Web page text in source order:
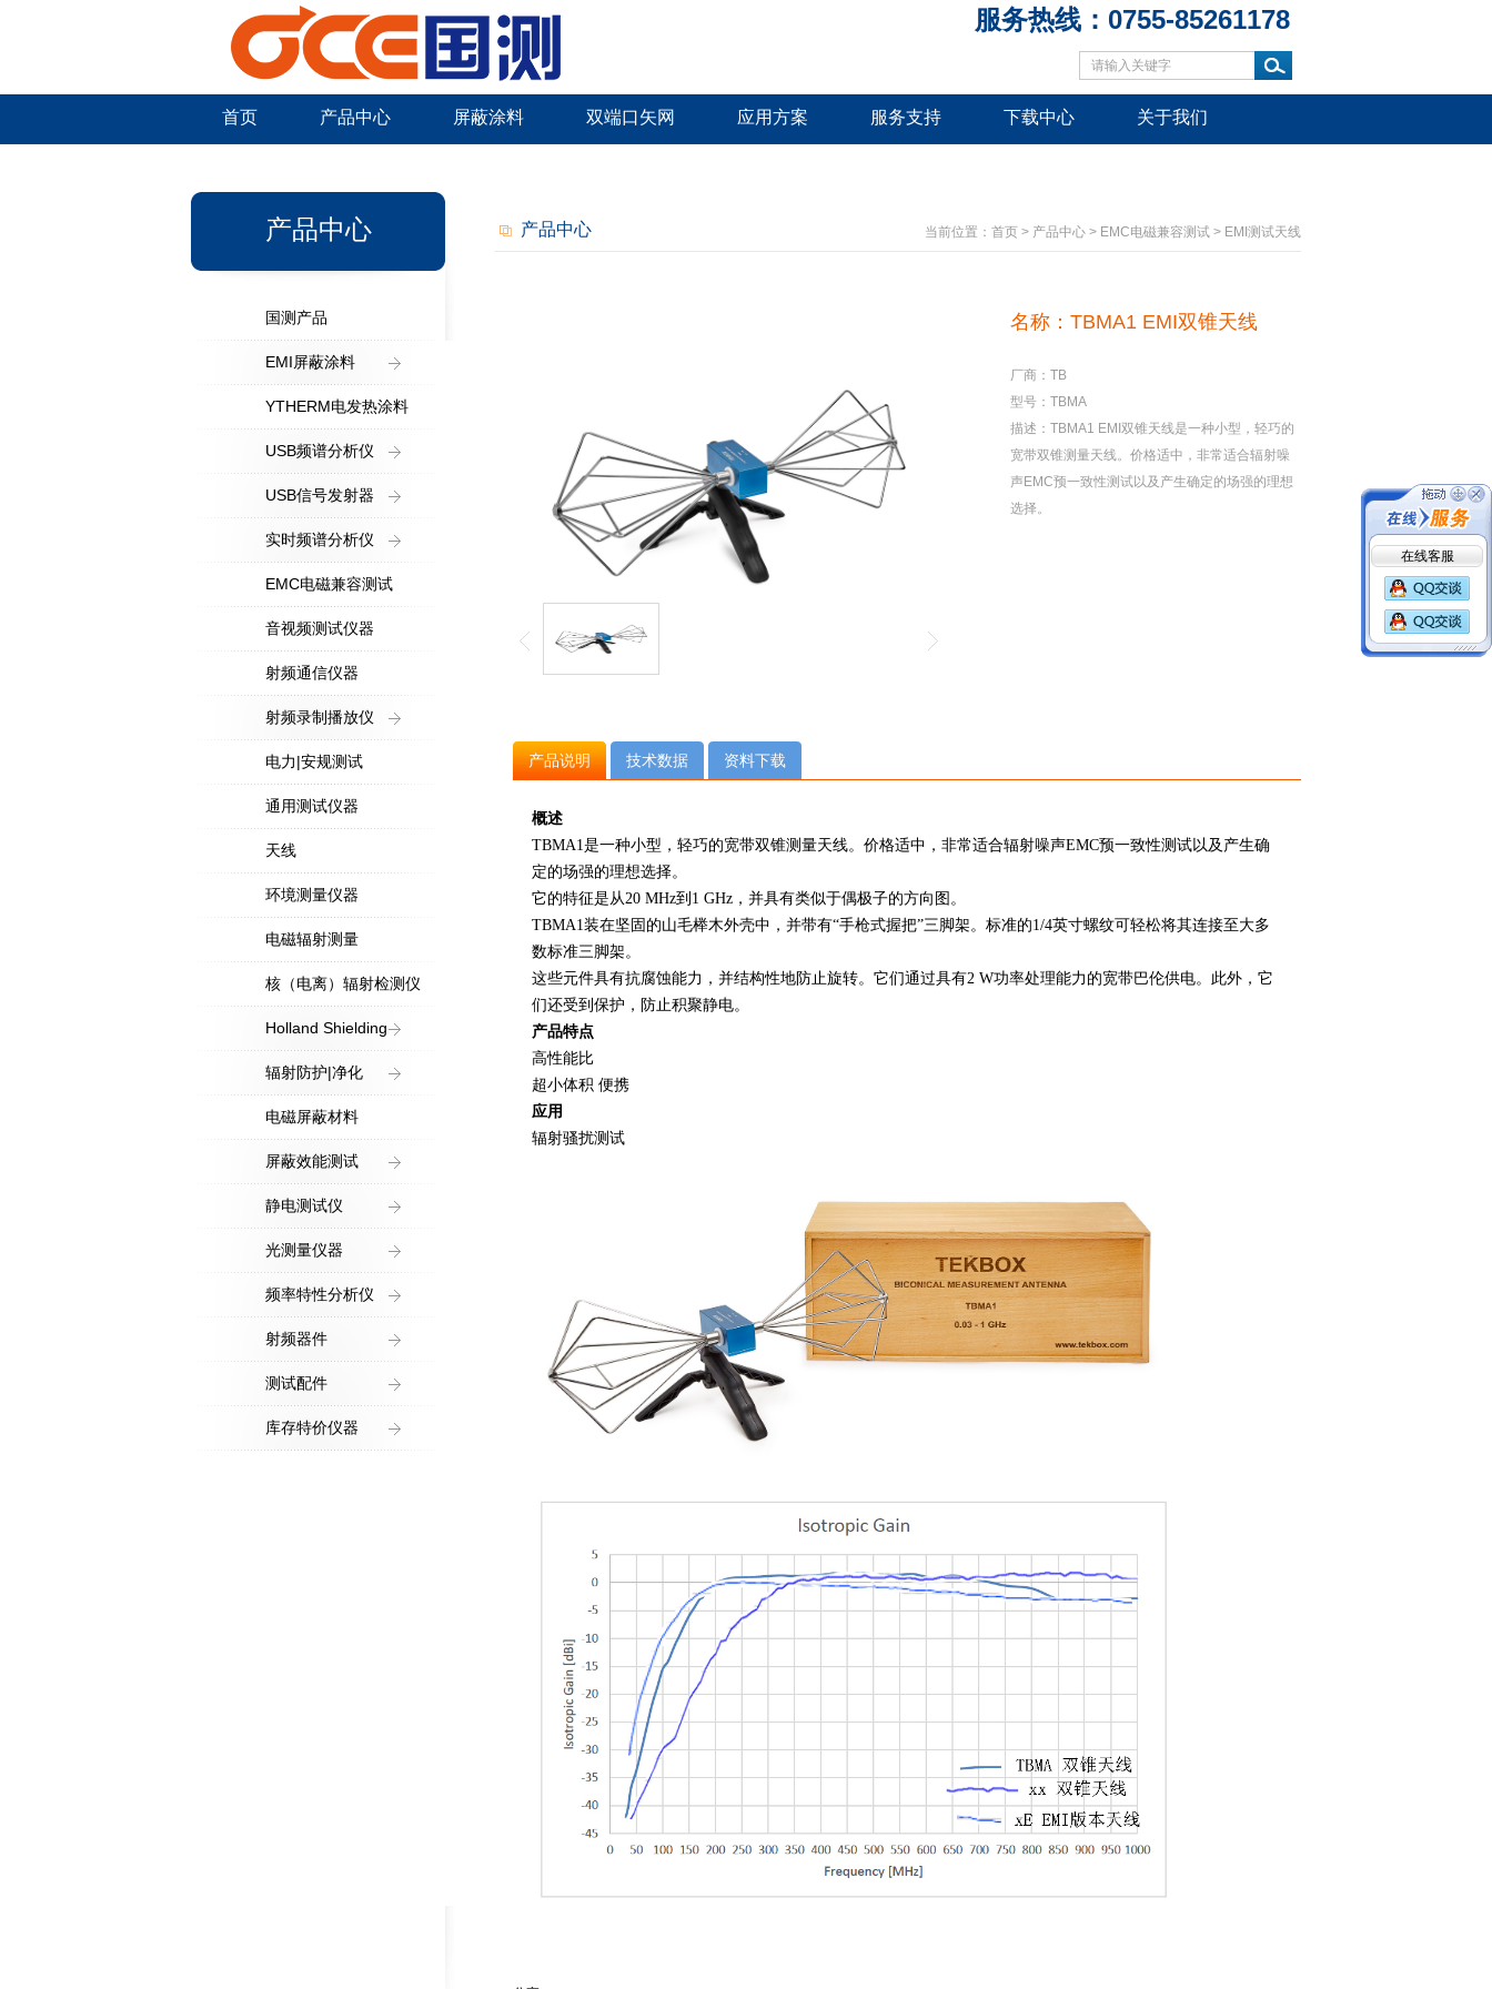
服务热线：0755-85261178
首页 产品中心 屏蔽涂料 双端口矢网 应用方案 服务支持 下载中心 关于我们
产品中心
国测产品
EMI屏蔽涂料
YTHERM电发热涂料
USB频谱分析仪
USB信号发射器
实时频谱分析仪
EMC电磁兼容测试
音视频测试仪器
射频通信仪器
射频录制播放仪
电力|安规测试
通用测试仪器
天线
环境测量仪器
电磁辐射测量
核（电离）辐射检测仪
Holland Shielding
辐射防护|净化
电磁屏蔽材料
屏蔽效能测试
静电测试仪
光测量仪器
频率特性分析仪
射频器件
测试配件
库存特价仪器
当前位置： 首页 > 产品中心 > EMC电磁兼容测试 > EMI测试天线
产品中心
名称：TBMA1 EMI双锥天线
厂商：TB
型号：TBMA
描述：TBMA1 EMI双锥天线是一种小型，轻巧的
宽带双锥测量天线。价格适中，非常适合辐射噪
声EMC预一致性测试以及产生确定的场强的理想
选择。
产品说明 技术数据 资料下载
概述
TBMA1是一种小型，轻巧的宽带双锥测量天线。价格适中，非常适合辐射噪声EMC预一致性测试以及产生确
定的场强的理想选择。
它的特征是从20 MHz到 1 GHz ，并具有类似于偶极子的方向图。
TBMA1装在坚固的山毛榉木外壳中，并带有“手枪式握把”三脚架。标准的1/4英寸螺纹可轻松将其连接至大多
数标准三脚架。
这些元件具有抗腐蚀能力，并结构性地防止旋转。它们通过具有2 W功率处理能力的宽带巴伦供电。此外，它
们还受到保护，防止积聚静电。
产品特点
高性能比
超小体积 便携
应用
辐射骚扰测试
在线客服